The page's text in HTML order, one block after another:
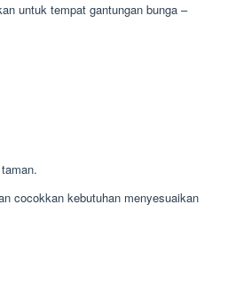
untuk tempat gantungan bunga –
cocokkan kebutuhan menyesuaikan